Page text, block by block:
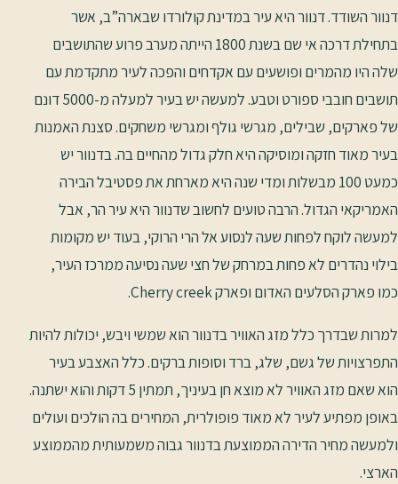
דנוור השודד. דנוור היא עיר במדינת קולורדו שבארה”ב, אשר
בתחילת דרכה אי שם בשנת 1800 הייתה מערב פרוע שהתושבים
שלה היו מהמרים ופושעים עם אקדחים והפכה לעיר מתקדמת עם
תושבים חובבי ספורט וטבע. למעשה יש בעיר למעלה מ-5000 דונם
של פארקים, שבילים, מגרשי גולף ומגרשי משחקים. סצנת האמנות
בעיר מאוד חזקה ומוסיקה היא חלק גדול מהחיים בה. בדנוור יש
כמעט 100 מבשלות ומדי שנה היא מארחת את פסטיבל הבירה
האמריקאי הגדול. הרבה טועים לחשוב שדנוור היא עיר הר, אבל
למעשה לוקח לפחות שעה לנסוע אל הרי הרוקי, בעוד יש מקומות
בילוי נהדרים לא פחות במרחק של חצי שעה נסיעה ממרכז העיר,
כמו פארק הסלעים האדום ופארק Cherry creek.
למרות שבדרך כלל מזג האוויר בדנוור הוא שמשי ויבש, יכולות להיות
התפרצויות של גשם, שלג, ברד וסופות ברקים. כלל האצבע בעיר
הוא שאם מזג האוויר לא מוצא חן בעיניך, תמתין 5 דקות והוא ישתנה.
באופן מפתיע לעיר לא מאוד פופולרית, המחירים בה הולכים ועולים
ולמעשה מחיר הדירה הממוצעת בדנוור גבוה משמעותית מהממוצע
הארצי.